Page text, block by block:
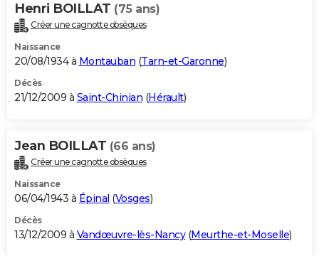
Henri BOILLAT (75 ans)
Créer une cagnotte obsèques
Naissance
20/08/1934 à Montauban (Tarn-et-Garonne)
Décès
21/12/2009 à Saint-Chinian (Hérault)
Jean BOILLAT (66 ans)
Créer une cagnotte obsèques
Naissance
06/04/1943 à Épinal (Vosges)
Décès
13/12/2009 à Vandœuvre-lès-Nancy(Meurthe-et-Moselle)